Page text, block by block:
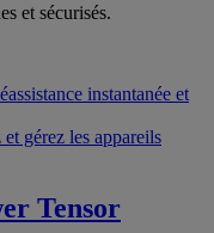
et sécurisés.
instantanée et
gérez les appareils
Tensor